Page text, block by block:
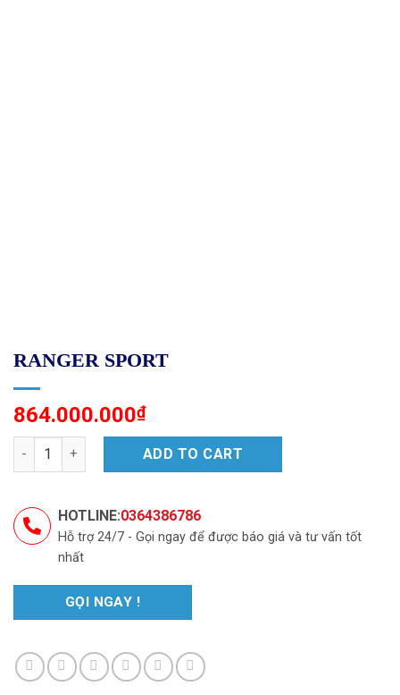
RANGER SPORT
864.000.000₫
RANGER SPORT quantityADD TO CART
HOTLINE:0364386786
Hỗ trợ 24/7 - Gọi ngay để được báo giá và tư vấn tốt
nhất
GỌI NGAY !